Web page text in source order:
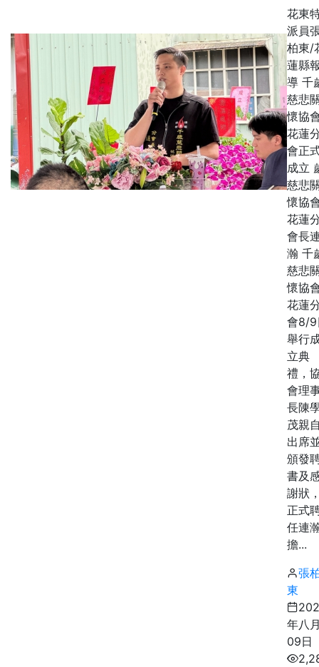
花東
派員
柏東/
蓮縣
導 千
慈悲
懷協
花蓮
會正
成立
慈悲
懷協
花蓮
會長
瀚 千
慈悲
懷協
花蓮
會8/9
舉行
立典
禮，
會理
長陳
茂親
出席
頒發
書及
謝狀
正式
任連
擔...
張
東
年八
09日